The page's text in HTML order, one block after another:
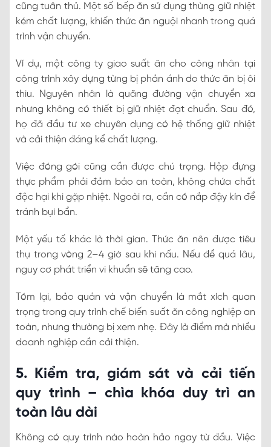
cũng tuân thủ. Một số bếp ăn sử dụng thùng giữ nhiệt
kém chất lượng, khiến thức ăn nguội nhanh trong quá
trình vận chuyển.
Ví dụ, một công ty giao suất ăn cho công nhân tại
công trình xây dựng từng bị phản ánh do thức ăn bị ôi
thiu. Nguyên nhân là quãng đường vận chuyển xa
nhưng không có thiết bị giữ nhiệt đạt chuẩn. Sau đó,
họ đã đầu tư xe chuyên dụng có hệ thống giữ nhiệt
và cải thiện đáng kể chất lượng.
Việc đóng gói cũng cần được chú trọng. Hộp đựng
thực phẩm phải đảm bảo an toàn, không chứa chất
độc hại khi gặp nhiệt. Ngoài ra, cần có nắp đậy kín để
tránh bụi bẩn.
Một yếu tố khác là thời gian. Thức ăn nên được tiêu
thụ trong vòng 2–4 giờ sau khi nấu. Nếu để quá lâu,
nguy cơ phát triển vi khuẩn sẽ tăng cao.
Tóm lại, bảo quản và vận chuyển là mắt xích quan
trọng trong quy trình chế biến suất ăn công nghiệp an
toàn, nhưng thường bị xem nhẹ. Đây là điểm mà nhiều
doanh nghiệp cần cải thiện.
5. Kiểm tra, giám sát và cải tiến
quy trình – chìa khóa duy trì an
toàn lâu dài
Không có quy trình nào hoàn hảo ngay từ đầu. Việc